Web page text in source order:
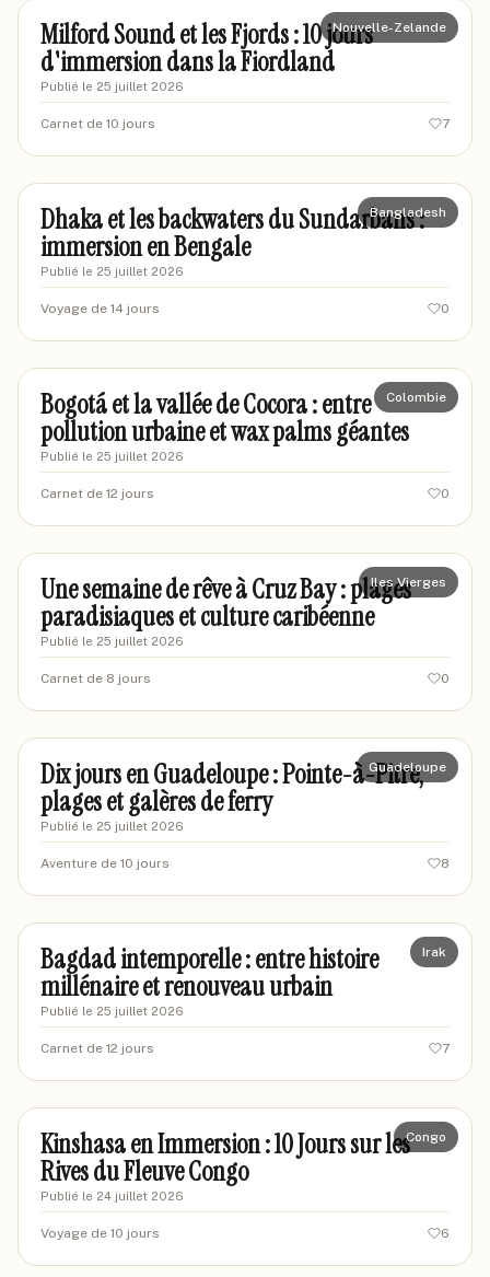
Nouvelle-Zelande
Milford Sound et les Fjords : 10 jours
d'immersion dans la Fiordland
Publié le 25 juillet 2026
Carnet de 10 jours 7
marcustravel92
Bangladesh
Dhaka et les backwaters du Sundarbans :
immersion en Bengale
Publié le 25 juillet 2026
Voyage de 14 jours 0
marionvoyages-85
Colombie
Bogotá et la vallée de Cocora : entre
pollution urbaine et wax palms géantes
Publié le 25 juillet 2026
Carnet de 12 jours 0
marinedunord
Iles Vierges
Une semaine de rêve à Cruz Bay : plages
paradisiaques et culture caribéenne
Publié le 25 juillet 2026
Carnet de 8 jours 0
marcand78
Guadeloupe
Dix jours en Guadeloupe : Pointe-à-Pitre,
plages et galères de ferry
Publié le 25 juillet 2026
Aventure de 10 jours 8
marctraveler42
Irak
Bagdad intemporelle : entre histoire
millénaire et renouveau urbain
Publié le 25 juillet 2026
Carnet de 12 jours 7
marcellevoyages
Congo
Kinshasa en Immersion : 10 Jours sur les
Rives du Fleuve Congo
Publié le 24 juillet 2026
Voyage de 10 jours 6
marievoyages88